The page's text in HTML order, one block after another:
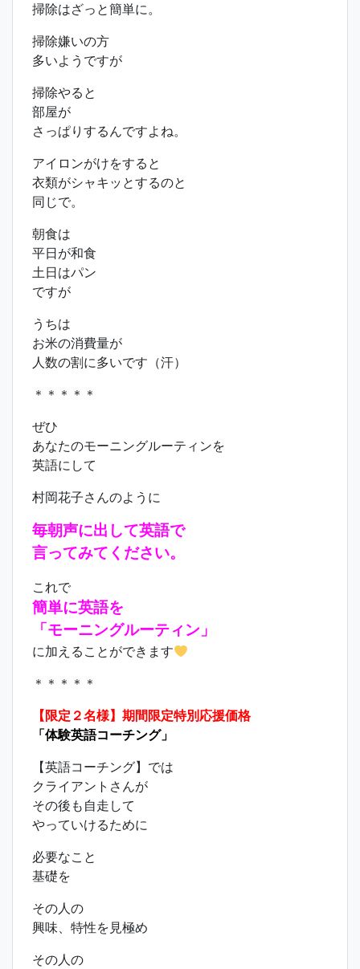
掃除はざっと簡単に。
掃除嫌いの方
多いようですが
掃除やると
部屋が
さっぱりするんですよね。
アイロンがけをすると
衣類がシャキッとするのと
同じで。
朝食は
平日が和食
土日はパン
ですが
うちは
お米の消費量が
人数の割に多いです（汗）
＊＊＊＊＊
ぜひ
あなたのモーニングルーティンを
英語にして
村岡花子さんのように
毎朝声に出して英語で
言ってみてください。
これで
簡単に英語を
「モーニングルーティン」
に加えることができます
＊＊＊＊＊
【限定２名様】期間限定特別応援価格
「体験英語コーチング」
【英語コーチング】では
クライアントさんが
その後も自走して
やっていけるために
必要なこと
基礎を
その人の
興味、特性を見極め
その人の